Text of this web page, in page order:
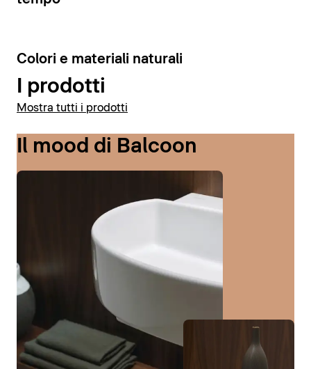
6
Colori e materiali naturali
I prodotti
Mostra tutti i prodotti
Il mood di Balcoon